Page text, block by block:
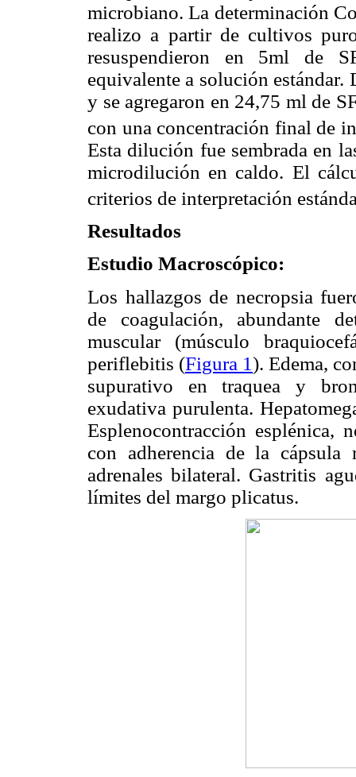
microbiano. La determinación
realizo a partir de cultivos
resuspendieron en 5ml de
equivalente a solución estándar.
y se agregaron en 24,75 ml de
con una concentración final de
Esta dilución fue sembrada en
microdilución en caldo. El
criterios de interpretación
Resultados
Estudio Macroscópico:
Los hallazgos de necropsia
de coagulación, abundante
muscular (músculo
periflebitis (Figura 1). Edema,
supurativo en traquea y
exudativa purulenta.
Esplenocontracción
con adherencia de la cápsula
adrenales bilateral. Gastritis
límites del margo plicatus.